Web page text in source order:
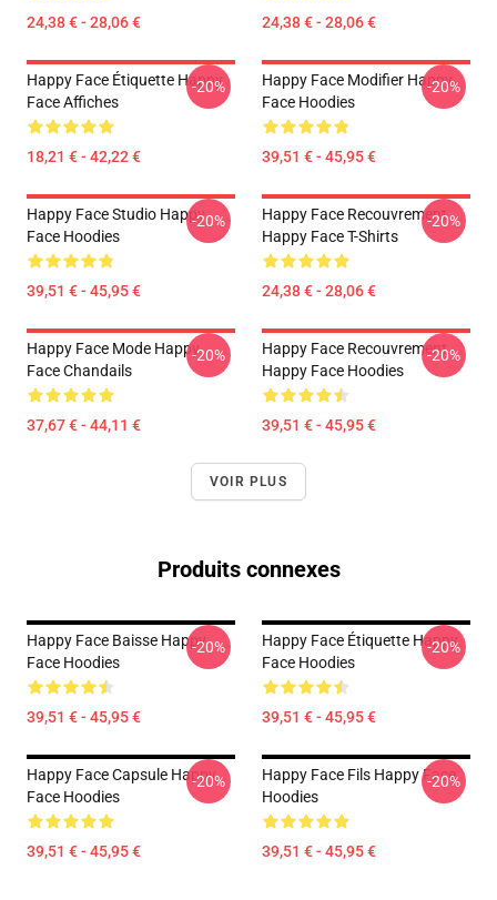
24,38 € - 28,06 € 24,38 € - 28,06 €
Happy Face Étiquette Happy
Face Affiches
18,21 € - 42,22 €
-20%
Happy Face Modifier Happy
Face Hoodies
39,51 € - 45,95 €
-20%
Happy Face Studio Happy
Face Hoodies
39,51 € - 45,95 €
-20%
Happy Face Recouvrement
Happy Face T-Shirts
24,38 € - 28,06 €
-20%
Happy Face Mode Happy
Face Chandails
37,67 € - 44,11 €
-20%
Happy Face Recouvrement
Happy Face Hoodies
39,51 € - 45,95 €
-20%
VOIR PLUS
Produits connexes
Happy Face Baisse Happy
Face Hoodies
39,51 € - 45,95 €
-20%
Happy Face Étiquette Happy
Face Hoodies
39,51 € - 45,95 €
-20%
Happy Face Capsule Happy
Face Hoodies
39,51 € - 45,95 €
-20%
Happy Face Fils Happy Face
Hoodies
39,51 € - 45,95 €
-20%